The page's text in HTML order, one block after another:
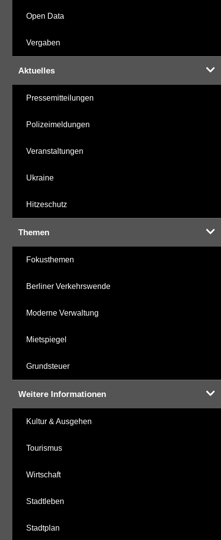
Open Data
Vergaben
Aktuelles
Pressemitteilungen
Polizeimeldungen
Veranstaltungen
Ukraine
Hitzeschutz
Themen
Fokusthemen
Berliner Verkehrswende
Moderne Verwaltung
Mietspiegel
Grundsteuer
Weitere Informationen
Kultur & Ausgehen
Tourismus
Wirtschaft
Stadtleben
Stadtplan